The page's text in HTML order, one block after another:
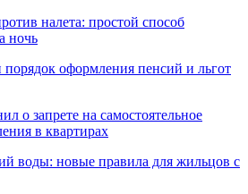
налета: простой способ
ночь
оформления пенсий и льгот
о запрете на самостоятельное
в квартирах
воды: новые правила для жильцов с